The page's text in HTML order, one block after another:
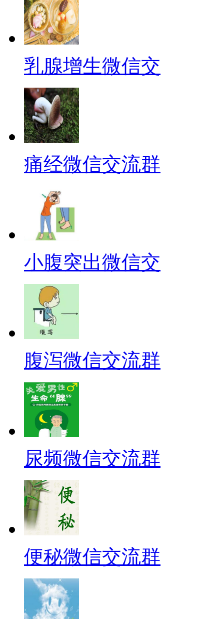
乳腺增生微信交
痛经微信交流群
小腹突出微信交
腹泻微信交流群
尿频微信交流群
便秘微信交流群